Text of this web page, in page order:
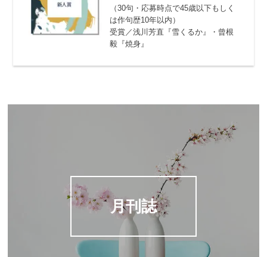
（30句・応募時点で45歳以下もしく
は作句歴10年以内）
受賞／浅川芳直『雪くるか』・曾根
毅『焼身』
月刊誌